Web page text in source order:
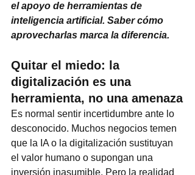
el apoyo de herramientas de
inteligencia artificial. Saber cómo
aprovecharlas marca la diferencia.
Quitar el miedo: la
digitalización es una
herramienta, no una amenaza
Es normal sentir incertidumbre ante lo
desconocido. Muchos negocios temen
que la IA o la digitalización sustituyan
el valor humano o supongan una
inversión inasumible. Pero la realidad